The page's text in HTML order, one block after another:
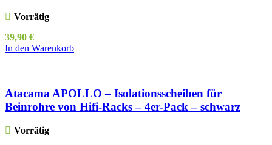
Vorrätig
39,90 €
In den Warenkorb
Atacama APOLLO – Isolationsscheiben für
Beinrohre von Hifi-Racks – 4er-Pack – schwarz
Vorrätig